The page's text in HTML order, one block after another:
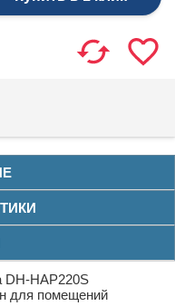
DH-HAP220S
для помещений